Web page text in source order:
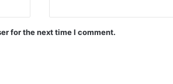
for the next time I comment.